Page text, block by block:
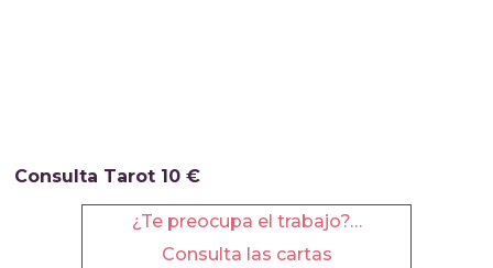
Consulta Tarot 10 €
¿Te preocupa el trabajo?…
Consulta las cartas